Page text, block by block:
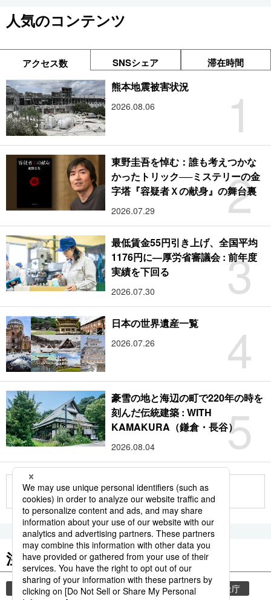
人気のコンテンツ
アクセス数 SNSシェア 滞在時間
1
熊本地震被害状況
2026.08.06
2
東野圭吾を悼む：誰も考えつかな
かったトリック──ミステリーの金
字塔『容疑者Ｘの献身』の舞台裏
2026.07.29
3
最低賃金55円引き上げ、全国平均
1176円に―厚労省審議会 : 前年度
実績を下回る
2026.07.30
4
日本の世界遺産一覧
2026.07.26
5
豪雪の地と海辺の町で220年の時を
刻んだ伝統建築 : WITH
KAMAKURA（鎌倉・長谷）
2026.08.04
もっと見る
注目のキーワード
共同通信ニュース 和食 気象・災害 気象庁